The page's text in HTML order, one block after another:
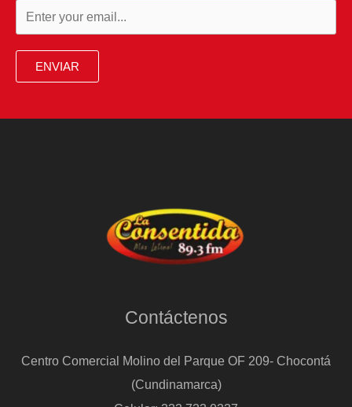
ENVIAR
Contáctenos
Centro Comercial Molino del Parque OF 209- Chocontá
(Cundinamarca)